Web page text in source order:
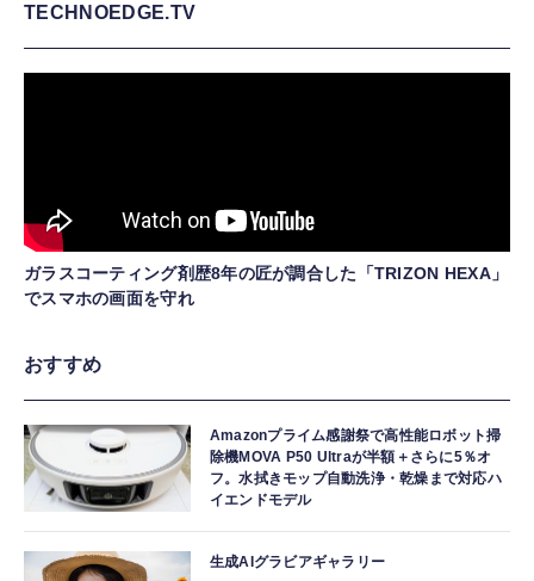
TECHNOEDGE.TV
ガラスコーティング剤歴8年の匠が調合した「TRIZON HEXA」
でスマホの画面を守れ
おすすめ
Amazonプライム感謝祭で高性能ロボット掃
除機MOVA P50 Ultraが半額＋さらに5％オ
フ。水拭きモップ自動洗浄・乾燥まで対応ハ
イエンドモデル
生成AIグラビアギャラリー